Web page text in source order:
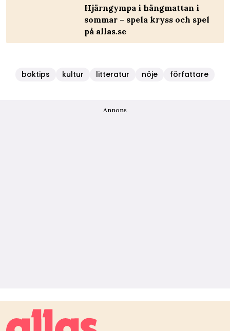
Hjärngympa i hängmattan i
sommar – spela kryss och spel
på allas.se
boktips kultur litteratur nöje författare
Annons